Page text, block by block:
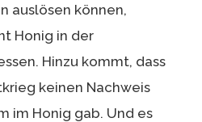
auslösen können,
Honig in der
Hinzu kommt, dass
keinen Nachweis
im Honig gab. Und es